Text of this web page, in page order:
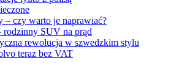
– czy warto je naprawiać?
SUV na prąd
rewolucja w szwedzkim stylu
teraz bez VAT